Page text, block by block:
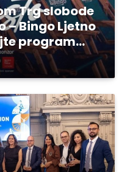
Trg slobode
– Bingo Ljetno
program…